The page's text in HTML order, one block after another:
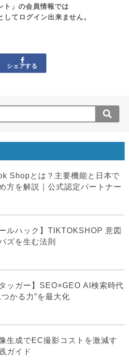
」の会員情報では
してログイン出来ません。
シェアする
Shopとは？主要機能と日本で
方を解説｜公式認定パートナー
ールハック】TIKTOKSHOP 意図
ズを生む法則
タッガー】SEO×GEO AI検索時代
つかる力”を最大化
生成でEC撮影コストを激減す
ガイド